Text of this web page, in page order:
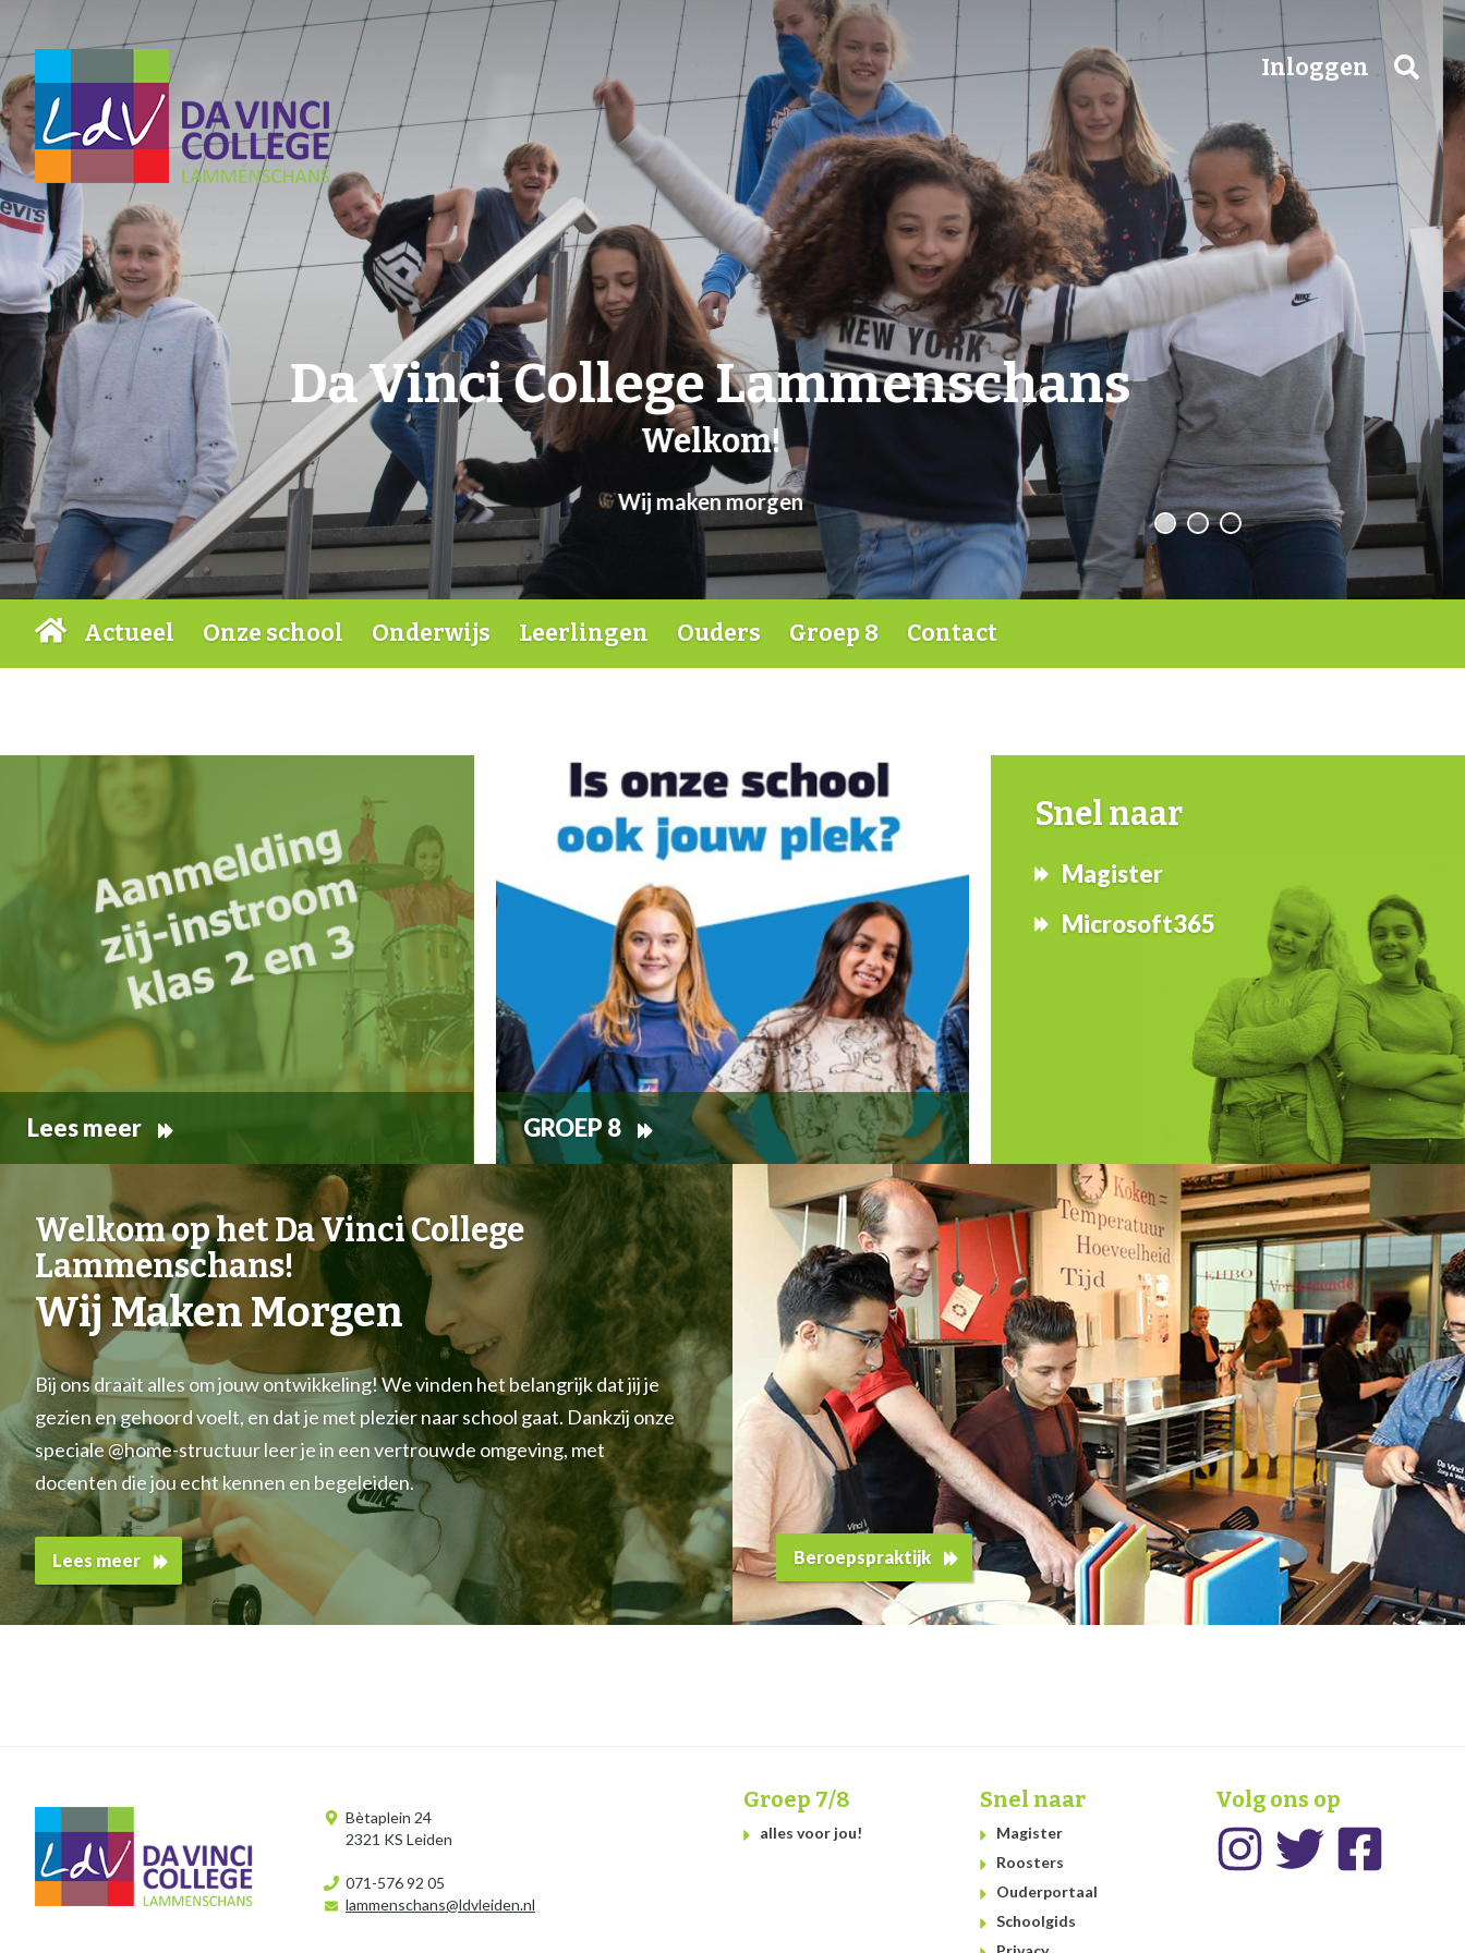
Inloggen
Da Vinci College Lammenschans
Wij maken morgen
Jij en Ik = Wij!
Actueel Onze school Onderwijs Leerlingen Ouders Groep 8 Contact
Lees meer GROEP 8
Snel naar
Magister
Microsoft365
Welkom op het Da Vinci College
Lammenschans!
Wij Maken Morgen
Bij ons draait alles om jouw ontwikkeling! We vinden het belangrijk dat jij je
gezien en gehoord voelt, en dat je met plezier naar school gaat. Dankzij onze
speciale @home-structuur leer je in een vertrouwde omgeving, met
docenten die jou echt kennen en begeleiden.
Lees meer Beroepspraktijk
Bètaplein 24​
2321 KS Leiden
071-576 92 05
lammenschans@ldvleiden.nl
Groep 7/8
alles voor jou!
Snel naar
Magister
Roosters
Ouderportaal
Schoolgids
Volg ons op